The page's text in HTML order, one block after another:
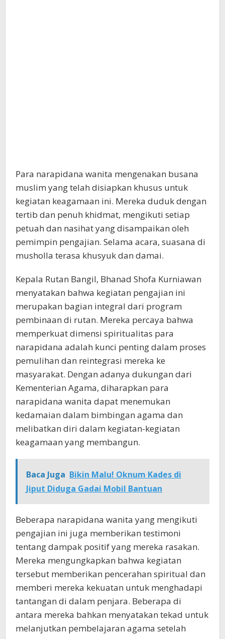
Para narapidana wanita mengenakan busana
muslim yang telah disiapkan khusus untuk
kegiatan keagamaan ini. Mereka duduk dengan
tertib dan penuh khidmat, mengikuti setiap
petuah dan nasihat yang disampaikan oleh
pemimpin pengajian. Selama acara, suasana di
musholla terasa khusyuk dan damai.
Kepala Rutan Bangil, Bhanad Shofa Kurniawan
menyatakan bahwa kegiatan pengajian ini
merupakan bagian integral dari program
pembinaan di rutan. Mereka percaya bahwa
memperkuat dimensi spiritualitas para
narapidana adalah kunci penting dalam proses
pemulihan dan reintegrasi mereka ke
masyarakat. Dengan adanya dukungan dari
Kementerian Agama, diharapkan para
narapidana wanita dapat menemukan
kedamaian dalam bimbingan agama dan
melibatkan diri dalam kegiatan-kegiatan
keagamaan yang membangun.
Baca Juga Bikin Malu! Oknum Kades di
Jiput Diduga Gadai Mobil Bantuan
Beberapa narapidana wanita yang mengikuti
pengajian ini juga memberikan testimoni
tentang dampak positif yang mereka rasakan.
Mereka mengungkapkan bahwa kegiatan
tersebut memberikan pencerahan spiritual dan
memberi mereka kekuatan untuk menghadapi
tantangan di dalam penjara. Beberapa di
antara mereka bahkan menyatakan tekad untuk
melanjutkan pembelajaran agama setelah